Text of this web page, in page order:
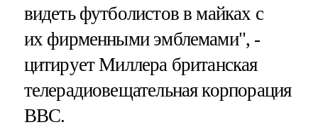
видеть футболистов в майках с
их фирменными эмблемами", -
цитирует Миллера британская
телерадиовещательная корпорация
ВВС.